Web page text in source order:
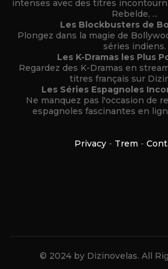
intenses avec des titres
Rebelde, ...
Les Blockbusters de
Plongez dans la magie de
séries indiens.
Les K-Dramas les Plus
Regardez des K-Dramas en
titres français sur
Les Séries Espagnoles
Ne manquez pas l'occasion de
espagnoles fascinantes en
Privacy - Trem -
© 2024 by Dizinovelas. All